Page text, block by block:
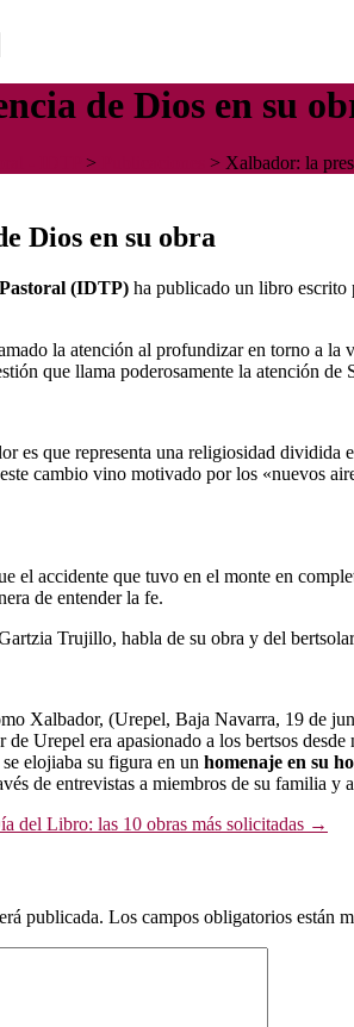
de Dios en su
> > Xalbador: la
Dios en su obra
(IDTP) ha publicado un libro escrito
la atención al profundizar en torno a
que llama poderosamente la atención
es que representa una religiosidad dividida
cambio vino motivado por los «nuevos
el accidente que tuvo en el monte en
de entender la fe.
Trujillo, habla de su obra y del
Xalbador, (Urepel, Baja Navarra, 19 de
Urepel era apasionado a los bertsos
elojiaba su figura en un homenaje en su
de entrevistas a miembros de su familia y
del Libro: las 10 obras más solicitadas →
publicada. Los campos obligatorios están